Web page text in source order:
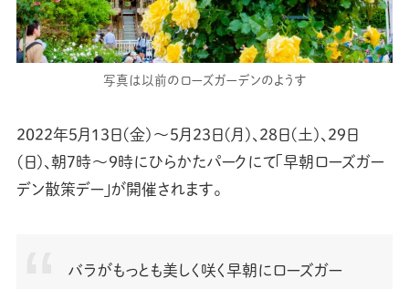
写真は以前のローズガーデンのようす
2022年5月13日(金)～5月23日(月)、28日(土)、29日
(日)、朝7時〜9時にひらかたパークにて「早朝ローズガー
デン散策デー」が開催されます。
バラがもっとも美しく咲く早朝にローズガー